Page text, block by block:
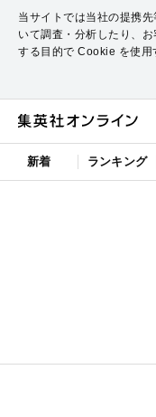
当サイトでは当社の提携
いて調査・分析したり、
する目的で Cookie を使用
新着 ランキング